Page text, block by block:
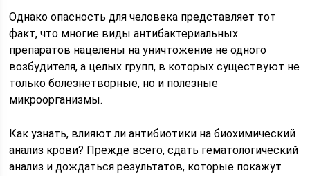
Однако опасность для человека представляет тот
факт, что многие виды антибактериальных
препаратов нацелены на уничтожение не одного
возбудителя, а целых групп, в которых существуют не
только болезнетворные, но и полезные
микроорганизмы.
Как узнать, влияют ли антибиотики на биохимический
анализ крови? Прежде всего, сдать гематологический
анализ и дождаться результатов, которые покажут